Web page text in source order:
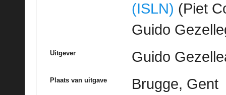
(ISLN) (Piet
Guido
Uitgever Guido
Plaats van uitgave Brugge, Gent